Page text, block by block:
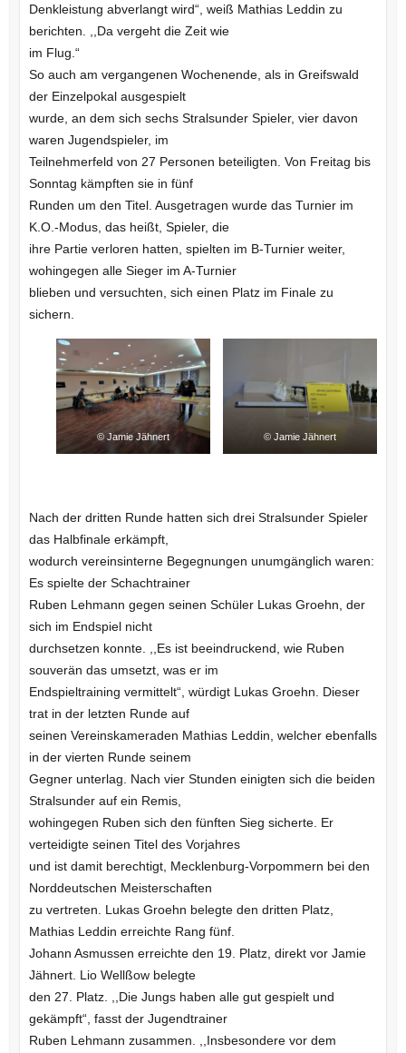
Denkleistung abverlangt wird“, weiß Mathias Leddin zu
berichten. ,,Da vergeht die Zeit wie
im Flug.“
So auch am vergangenen Wochenende, als in Greifswald
der Einzelpokal ausgespielt
wurde, an dem sich sechs Stralsunder Spieler, vier davon
waren Jugendspieler, im
Teilnehmerfeld von 27 Personen beteiligten. Von Freitag bis
Sonntag kämpften sie in fünf
Runden um den Titel. Ausgetragen wurde das Turnier im
K.O.-Modus, das heißt, Spieler, die
ihre Partie verloren hatten, spielten im B-Turnier weiter,
wohingegen alle Sieger im A-Turnier
blieben und versuchten, sich einen Platz im Finale zu
sichern.
© Jamie Jähnert © Jamie Jähnert
Nach der dritten Runde hatten sich drei Stralsunder Spieler
das Halbfinale erkämpft,
wodurch vereinsinterne Begegnungen unumgänglich waren:
Es spielte der Schachtrainer
Ruben Lehmann gegen seinen Schüler Lukas Groehn, der
sich im Endspiel nicht
durchsetzen konnte. ,,Es ist beeindruckend, wie Ruben
souverän das umsetzt, was er im
Endspieltraining vermittelt“, würdigt Lukas Groehn. Dieser
trat in der letzten Runde auf
seinen Vereinskameraden Mathias Leddin, welcher ebenfalls
in der vierten Runde seinem
Gegner unterlag. Nach vier Stunden einigten sich die beiden
Stralsunder auf ein Remis,
wohingegen Ruben sich den fünften Sieg sicherte. Er
verteidigte seinen Titel des Vorjahres
und ist damit berechtigt, Mecklenburg-Vorpommern bei den
Norddeutschen Meisterschaften
zu vertreten. Lukas Groehn belegte den dritten Platz,
Mathias Leddin erreichte Rang fünf.
Johann Asmussen erreichte den 19. Platz, direkt vor Jamie
Jähnert. Lio Wellßow belegte
den 27. Platz. ,,Die Jungs haben alle gut gespielt und
gekämpft“, fasst der Jugendtrainer
Ruben Lehmann zusammen. ,,Insbesondere vor dem